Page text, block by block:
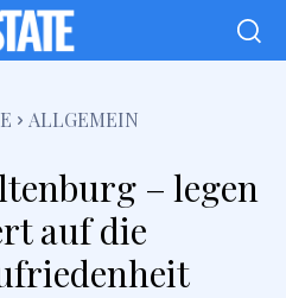
ALLGEMEIN
– legen
auf die